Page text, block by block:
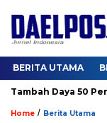
BERITA UTAMA
Daya 50
Home / Berita Utama